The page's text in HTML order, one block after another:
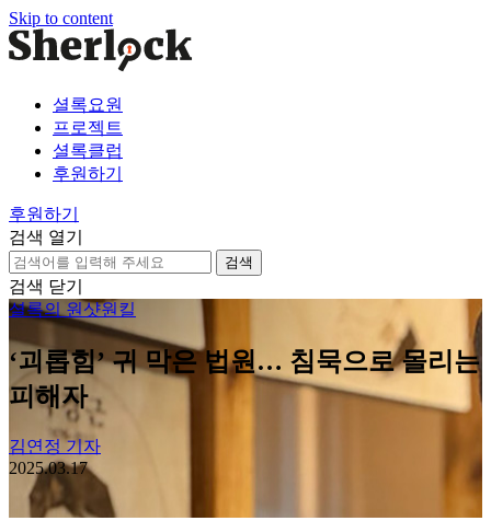
Skip to content
셜록요원
프로젝트
셜록클럽
후원하기
후원하기
검색 열기
검
색:
검색 닫기
셜록의 원샷원킬
‘괴롭힘’ 귀 막은 법원… 침묵으로 몰리는
피해자
김연정 기자
2025.03.17